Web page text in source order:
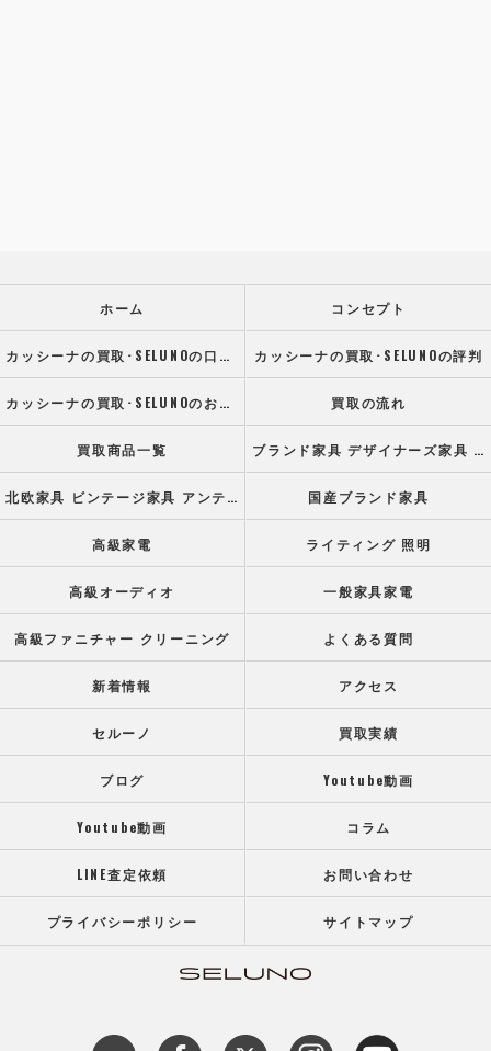
ホーム コンセプト
カッシーナの買取･SELUNOの口コミ情報 カッシーナの買取･SELUNOの評判
カッシーナの買取･SELUNOのお客様の声 買取の流れ
買取商品一覧 ブランド家具 デザイナーズ家具 高級オフィス家具
北欧家具 ビンテージ家具 アンティーク家具 国産ブランド家具
高級家電 ライティング 照明
高級オーディオ 一般家具家電
高級ファニチャー クリーニング よくある質問
新着情報 アクセス
セルーノ 買取実績
ブログ Youtube動画
Youtube動画 コラム
LINE査定依頼 お問い合わせ
プライバシーポリシー サイトマップ